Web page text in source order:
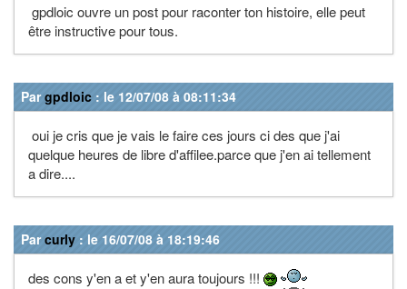
gpdloic ouvre un post pour raconter ton histoire, elle peut
être instructive pour tous.
Pargpdloic : le 12/07/08 à 08:11:34
oui je cris que je vais le faire ces jours ci des que j'ai
quelque heures de libre d'affilee.parce que j'en ai tellement
a dire....
Parcurly : le 16/07/08 à 18:19:46
des cons y'en a et y'en aura toujours !!!